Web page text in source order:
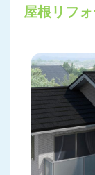
屋根リフ